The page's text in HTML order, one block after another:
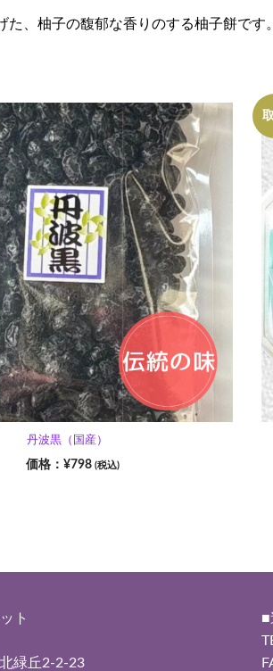
た、柚子の馥郁な香りのする柚子餅です
丹波黒（国産）
¥798 (税込)
ト
緑丘2-2-23
■